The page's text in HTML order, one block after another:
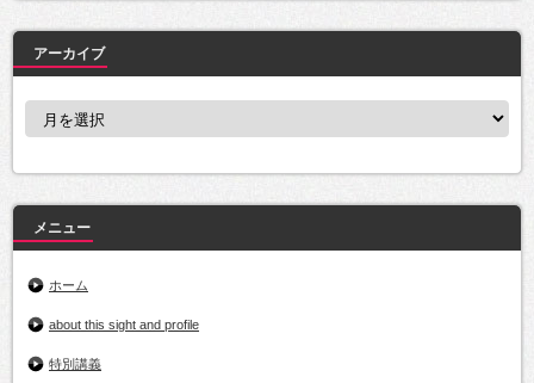
アーカイブ
ア
ブ
メニュー
ホーム
about this sight and profile
特別講義